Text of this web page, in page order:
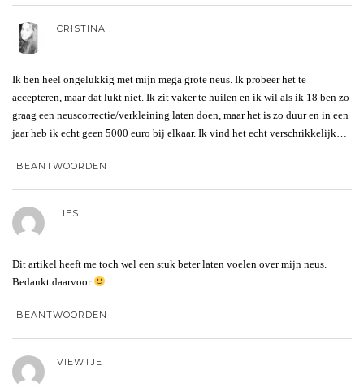
CRISTINA
Ik ben heel ongelukkig met mijn mega grote neus. Ik probeer het te
accepteren, maar dat lukt niet. Ik zit vaker te huilen en ik wil als ik 18 ben zo
graag een neuscorrectie/verkleining laten doen, maar het is zo duur en in een
jaar heb ik echt geen 5000 euro bij elkaar. Ik vind het echt verschrikkelijk…
BEANTWOORDEN
LIES
Dit artikel heeft me toch wel een stuk beter laten voelen over mijn neus.
Bedankt daarvoor
BEANTWOORDEN
VIEWTJE